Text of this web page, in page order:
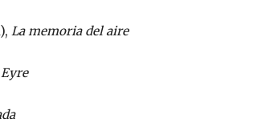
La memoria del aire
Eyre